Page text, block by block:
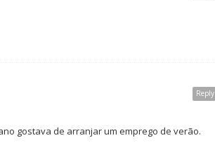
Reply
gostava de arranjar um emprego de verão.